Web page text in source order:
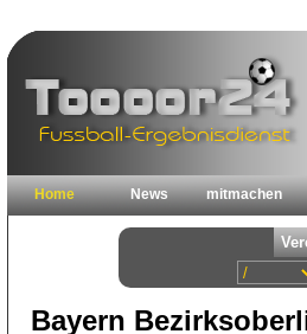
Home News mitmachen
Bayern